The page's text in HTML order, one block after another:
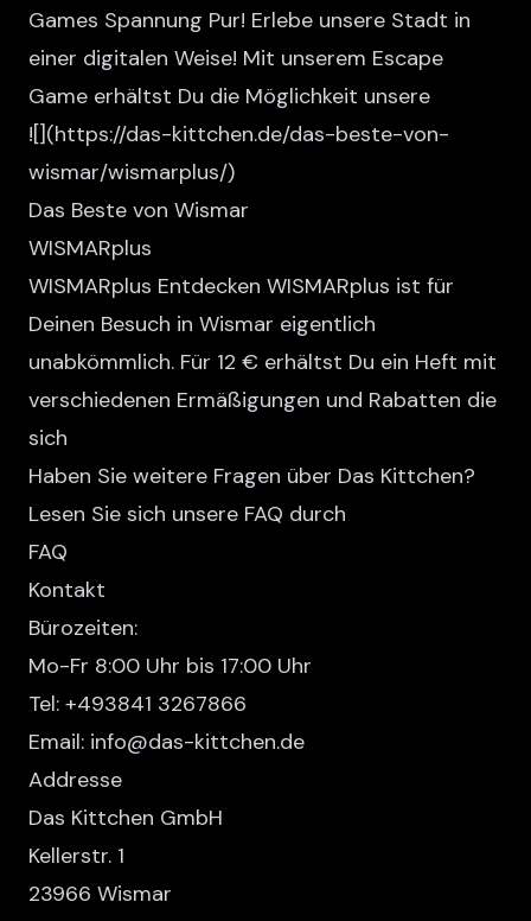
Games Spannung Pur! Erlebe unsere Stadt in
einer digitalen Weise! Mit unserem Escape
Game erhältst Du die Möglichkeit unsere
![](https://das-kittchen.de/das-beste-von-
wismar/wismarplus/)
Das Beste von Wismar
WISMARplus
WISMARplus Entdecken WISMARplus ist für
Deinen Besuch in Wismar eigentlich
unabkömmlich. Für 12 € erhältst Du ein Heft mit
verschiedenen Ermäßigungen und Rabatten die
sich
Haben Sie weitere Fragen über Das Kittchen?
Lesen Sie sich unsere FAQ durch
FAQ
Kontakt
Bürozeiten:
Mo-Fr 8:00 Uhr bis 17:00 Uhr
Tel: +493841 3267866
Email: info@das-kittchen.de
Addresse
Das Kittchen GmbH
Kellerstr. 1
23966 Wismar